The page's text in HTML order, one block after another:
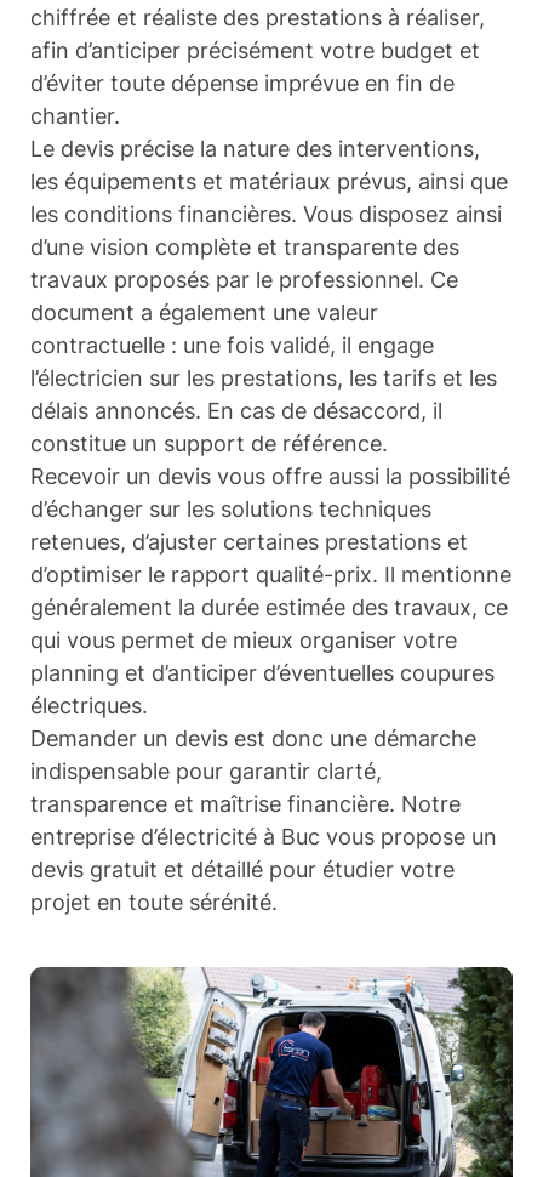
chiffrée et réaliste des prestations à réaliser,
afin d’anticiper précisément votre budget et
d’éviter toute dépense imprévue en fin de
chantier.
Le devis précise la nature des interventions,
les équipements et matériaux prévus, ainsi que
les conditions financières. Vous disposez ainsi
d’une vision complète et transparente des
travaux proposés par le professionnel. Ce
document a également une valeur
contractuelle : une fois validé, il engage
l’électricien sur les prestations, les tarifs et les
délais annoncés. En cas de désaccord, il
constitue un support de référence.
Recevoir un devis vous offre aussi la possibilité
d’échanger sur les solutions techniques
retenues, d’ajuster certaines prestations et
d’optimiser le rapport qualité-prix. Il mentionne
généralement la durée estimée des travaux, ce
qui vous permet de mieux organiser votre
planning et d’anticiper d’éventuelles coupures
électriques.
Demander un devis est donc une démarche
indispensable pour garantir clarté,
transparence et maîtrise financière. Notre
entreprise d’électricité à Buc vous propose un
devis gratuit et détaillé pour étudier votre
projet en toute sérénité.